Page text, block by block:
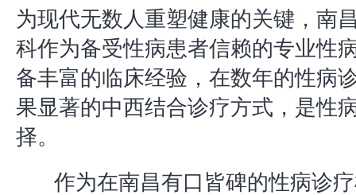
为现代无数人重塑健康的关键，南
科作为备受性病患者信赖的专业性
备丰富的临床经验，在数年的性病
果显著的中西结合诊疗方式，是性
择。
作为在南昌有口皆碑的性病诊